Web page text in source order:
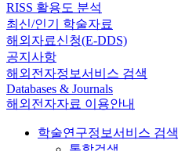
RISS 활용도 분석
최신/인기 학술자료
해외자료신청(E-DDS)
공지사항
해외전자정보서비스 검색
Databases & Journals
해외전자자료 이용안내
학술연구정보서비스 검색